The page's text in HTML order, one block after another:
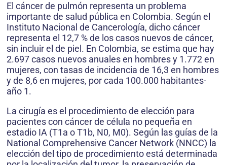
El cáncer de pulmón representa un problema
importante de salud pública en Colombia. Según el
Instituto Nacional de Cancerología, dicho cáncer
representa el 12,7 % de los casos nuevos de cáncer,
sin incluir el de piel. En Colombia, se estima que hay
2.697 casos nuevos anuales en hombres y 1.772 en
mujeres, con tasas de incidencia de 16,3 en hombres
y de 8,6 en mujeres, por cada 100.000 habitantes-
año 1.
La cirugía es el procedimiento de elección para
pacientes con cáncer de célula no pequeña en
estadio IA (T1a o T1b, N0, M0). Según las guías de la
National Comprehensive Cancer Network (NNCC) la
elección del tipo de procedimiento está determinada